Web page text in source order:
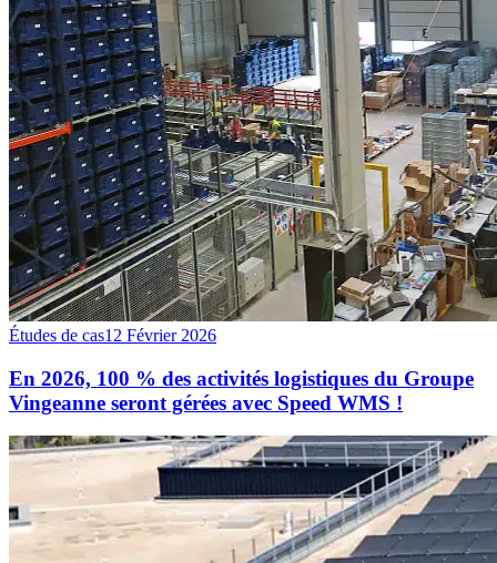
Études de cas12 Février 2026
En 2026, 100 % des activités logistiques du Groupe
Vingeanne seront gérées avec Speed WMS !